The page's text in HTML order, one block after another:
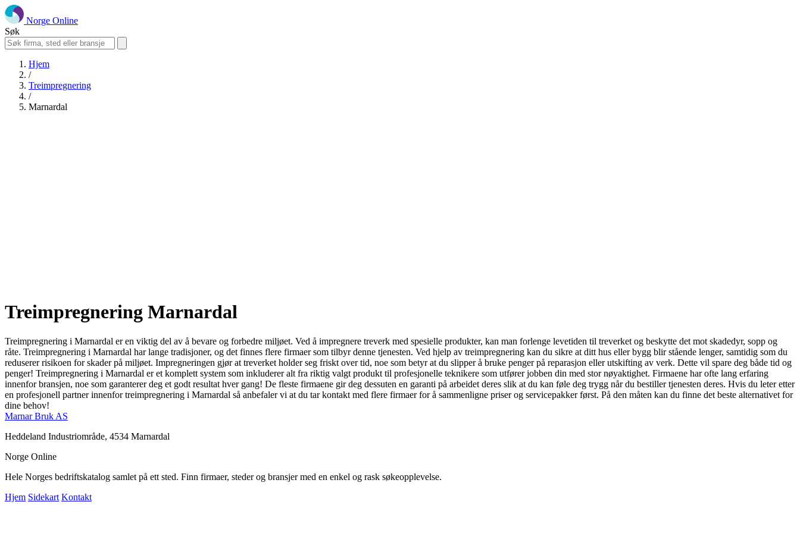
Norge Online
Søk
Hjem
/
Treimpregnering
/
Marnardal
Treimpregnering Marnardal
Treimpregnering i Marnardal er en viktig del av å bevare og forbedre miljøet. Ved å impregnere treverk med spesielle produkter, kan man forlenge levetiden til treverket og beskytte det mot skadedyr, sopp og
råte. Treimpregnering i Marnardal har lange tradisjoner, og det finnes flere firmaer som tilbyr denne tjenesten. Ved hjelp av treimpregnering kan du sikre at ditt hus eller bygg blir stående lenger, samtidig som du
reduserer risikoen for skader på miljøet. Impregneringen gjør at treverket holder seg friskt over tid, noe som betyr at du slipper å bruke penger på reparasjon eller utskifting av verk. Dette vil spare deg både tid og
penger! Treimpregnering i Marnardal er et komplett system som inkluderer alt fra riktig valgt produkt til profesjonelle teknikere som utfører jobben din med stor nøyaktighet. Firmaene har ofte lang erfaring
innenfor bransjen, noe som garanterer deg et godt resultat hver gang! De fleste firmaene gir deg dessuten en garanti på arbeidet deres slik at du kan føle deg trygg når du bestiller tjenesten deres. Hvis du leter etter
en profesjonell partner innenfor treimpregnering i Marnardal så anbefaler vi at du tar kontakt med flere firmaer for å sammenligne priser og servicepakker først. På den måten kan du finne det beste alternativet for
dine behov!
Marnar Bruk AS
Heddeland Industriområde, 4534 Marnardal
Norge Online
Hele Norges bedriftskatalog samlet på ett sted. Finn firmaer, steder og bransjer med en enkel og rask søkeopplevelse.
Hjem Sidekart Kontakt